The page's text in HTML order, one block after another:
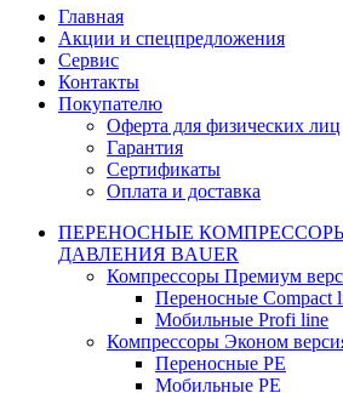
Главная
Акции и спецпредложения
Сервис
Контакты
Покупателю
Оферта для физических лиц
Гарантия
Сертификаты
Оплата и доставка
ПЕРЕНОСНЫЕ
ДАВЛЕНИЯ BAUER
Компрессоры Премиум
Переносные Compact
Мобильные Profi line
Компрессоры Эконом
Переносные PE
Мобильные PE